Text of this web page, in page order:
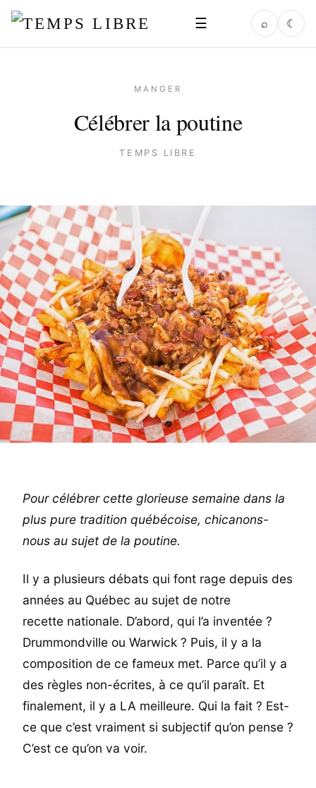
☰ ⌕ ☾
MANGER
Célébrer la poutine
TEMPS LIBRE
Pour célébrer cette glorieuse semaine dans la
plus pure tradition québécoise, chicanons-
nous au sujet de la poutine.
Il y a plusieurs débats qui font rage depuis des
années au Québec au sujet de notre
recette nationale. D’abord, qui l’a inventée ?
Drummondville ou Warwick ? Puis, il y a la
composition de ce fameux met. Parce qu’il y a
des règles non-écrites, à ce qu’il paraît. Et
finalement, il y a LA meilleure. Qui la fait ? Est-
ce que c’est vraiment si subjectif qu’on pense ?
C’est ce qu’on va voir.